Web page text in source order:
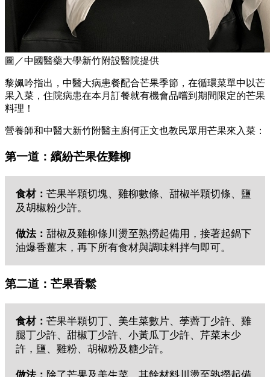
圖／中國醫藥大學新竹附設醫院提供
黎姵吟指出，中醫大病患餐配合芒果季節，在循環菜單中以芒
果入菜，住院病患在本月訂餐就有機會品嚐到期間限定的芒果
料理！
營養師和中醫大新竹附醫主廚何正文也教民眾用芒果來入菜：
第一道：繽紛芒果佐雞柳
食材： 芒果半顆切塊、雞柳數條、甜椒半顆切條、鹽
及胡椒粉少許。
做法： 甜椒及雞柳條川燙至熟撈起備用，接著起鍋下
油爆香薑末，再下所有食材與調味料拌勻即可。
第二道：芒果香鬆
食材： 芒果半顆切丁、美生菜數片、荸薺丁少許、雞
腿丁少許、甜椒丁少許、小黃瓜丁少許、芹菜末少
許，鹽、雞粉、胡椒粉及糖少許。